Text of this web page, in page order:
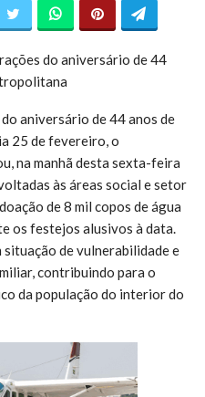
do aniversário de 44
aniversário de 44 anos de
25 de fevereiro, o
na manhã desta sexta-feira
às áreas social e setor
de 8 mil copos de água
os festejos alusivos à data.
situação de vulnerabilidade e
contribuindo para o
da população do interior do